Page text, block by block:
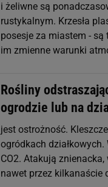
i żeliwne są
rustykalnym. Krzesła
posesje za miastem - są
im zmienne warunki
Rośliny
ogrodzie lub na
jest ostrożność.
ogródkach działkowych.
CO2. Atakują
nawet przez kilkanaście